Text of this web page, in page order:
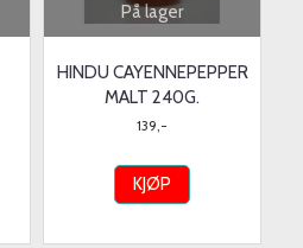
På lager
HINDU CAYENNEPEPPER
MALT 240G.
139,-
KJØP